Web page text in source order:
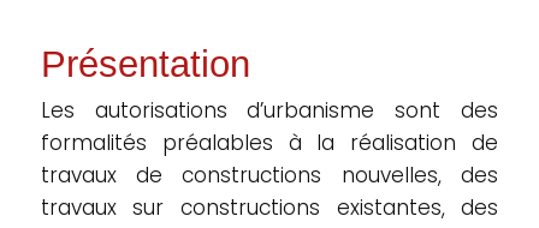
Présentation
Les autorisations d’urbanisme sont des
formalités préalables à la réalisation de
travaux de constructions nouvelles, des
travaux sur constructions existantes, des